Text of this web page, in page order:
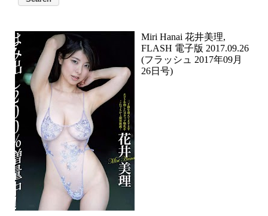
Miri Hanai 花井美理,
FLASH 電子版 2017.09.26
(フラッシュ 2017年09月
26日号)